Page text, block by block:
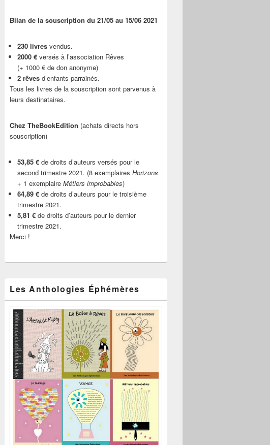
Bilan de la souscription du 21/05 au 15/06 2021
230 livres vendus.
2000 € versés à l’association Rêves
(+ 1000 € de don anonyme)
2 rêves d’enfants parrainés.
Tous les livres de la souscription sont parvenus à
leurs destinataires.
Chez TheBookEdition (achats directs hors
souscription)
53,85 € de droits d’auteurs versés pour le
second trimestre 2021. (8 exemplaires Horizons
+ 1 exemplaire Métiers improbables)
64,89 € de droits d’auteurs pour le troisième
trimestre 2021.
5,81 € de droits d’auteurs pour le dernier
trimestre 2021.
Merci !
Les Anthologies Éphémères